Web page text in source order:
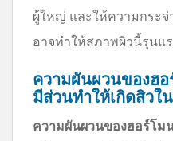
ผู้ใหญ่ และให้ความกระจ่
อาจทำให้สภาพผิวนี้รุนแ
ความผันผวนของฮ
มีส่วนทำให้เกิดสิวใ
ความผันผวนของฮอร์โม